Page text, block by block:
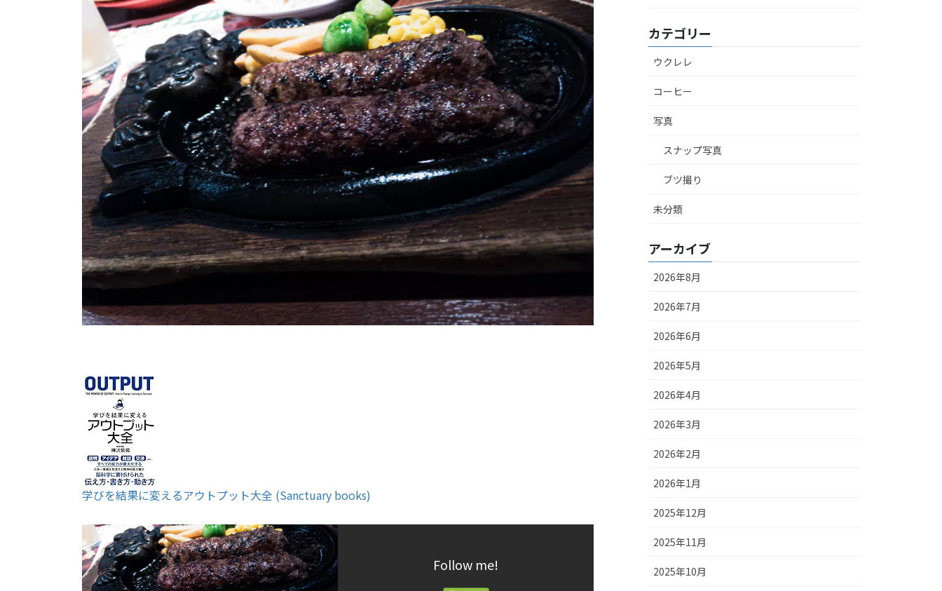
学びを結果に変えるアウトプット大全 (Sanctuary books)
Follow me!
カテゴリー
ウクレレ
コーヒー
写真
スナップ写真
ブツ撮り
未分類
アーカイブ
2026年8月
2026年7月
2026年6月
2026年5月
2026年4月
2026年3月
2026年2月
2026年1月
2025年12月
2025年11月
2025年10月